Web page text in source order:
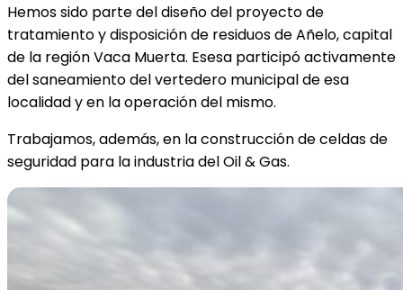
Hemos sido parte del diseño del proyecto de
tratamiento y disposición de residuos de Añelo, capital
de la región Vaca Muerta. Esesa participó activamente
del saneamiento del vertedero municipal de esa
localidad y en la operación del mismo.
Trabajamos, además, en la construcción de celdas de
seguridad para la industria del Oil & Gas.